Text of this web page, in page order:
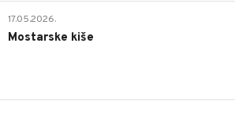
17.05.2026.
Mostarske kiše